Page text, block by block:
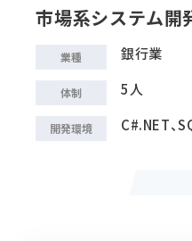
市場系システム開
業種 銀行業
体制 5人
開発環境 C#.NET、